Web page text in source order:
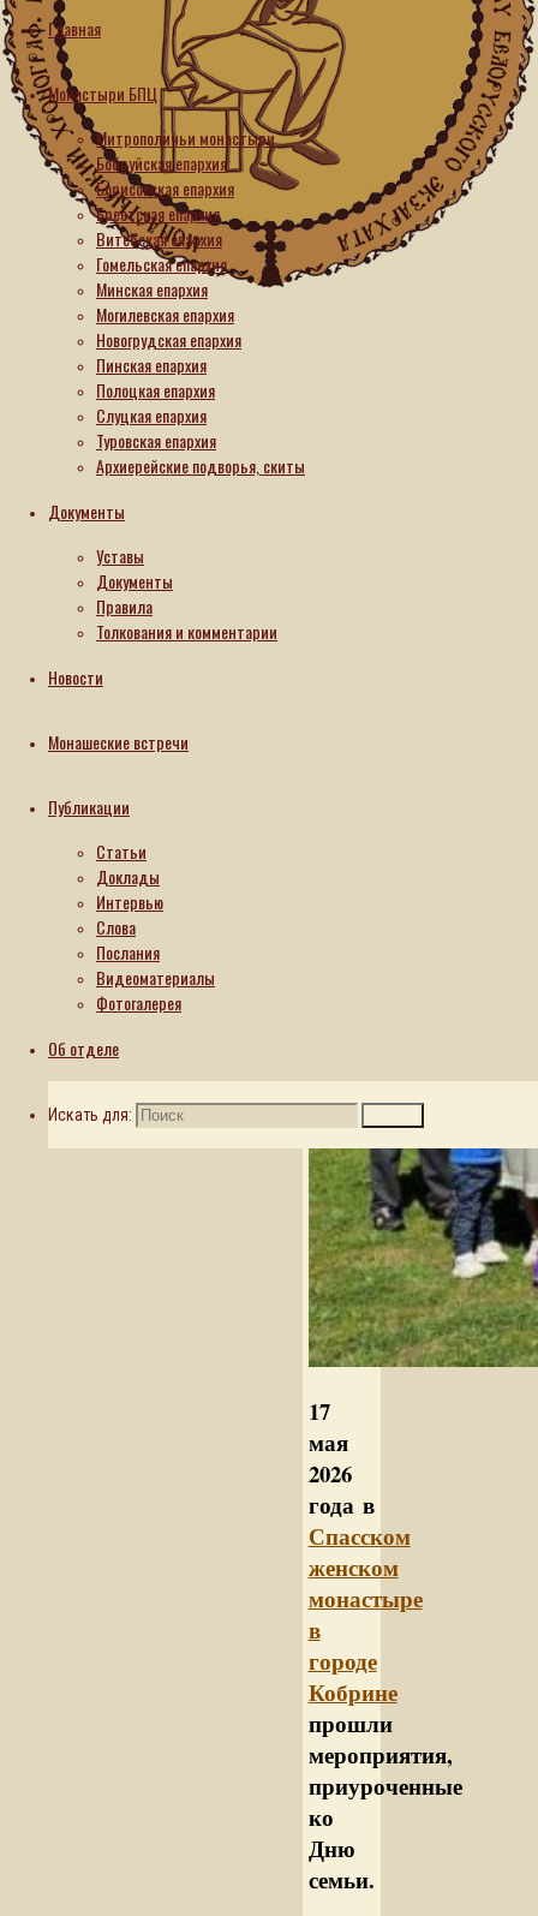
Главная
Монастыри БПЦ
Митрополичьи монастыри
Бобруйская епархия
Борисовская епархия
Брестская епархия
Витебская епархия
Гомельская епархия
Минская епархия
Могилевская епархия
Новогрудская епархия
Пинская епархия
Полоцкая епархия
Слуцкая епархия
Туровская епархия
Архиерейские подворья, скиты
Документы
Уставы
Документы
Правила
Толкования и комментарии
Новости
Монашеские встречи
Публикации
Статьи
Доклады
Интервью
Слова
Послания
Видеоматериалы
Фотогалерея
Об отделе
Искать для:
рыбалка
прошла
на
монастырском
пруду
в
17
мая
2026
года в
Спасском
женском
монастыре
в
городе
Кобрине
прошли
мероприятия,
приуроченные
ко
Дню
семьи.